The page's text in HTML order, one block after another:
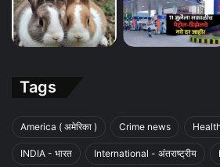
Tags
America ( अमेरिका ) Crime news
INDIA - भारत International - अंतराष्ट्रीय